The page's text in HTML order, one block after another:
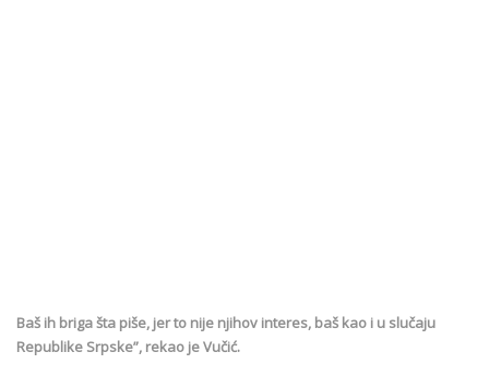
Baš ih briga šta piše, jer to nije njihov interes, baš kao i u slučaju
Republike Srpske”, rekao je Vučić.